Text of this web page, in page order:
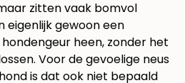
zitten vaak bomvol
eigenlijk gewoon een
heen, zonder het
Voor de gevoelige neus
is dat ook niet bepaald